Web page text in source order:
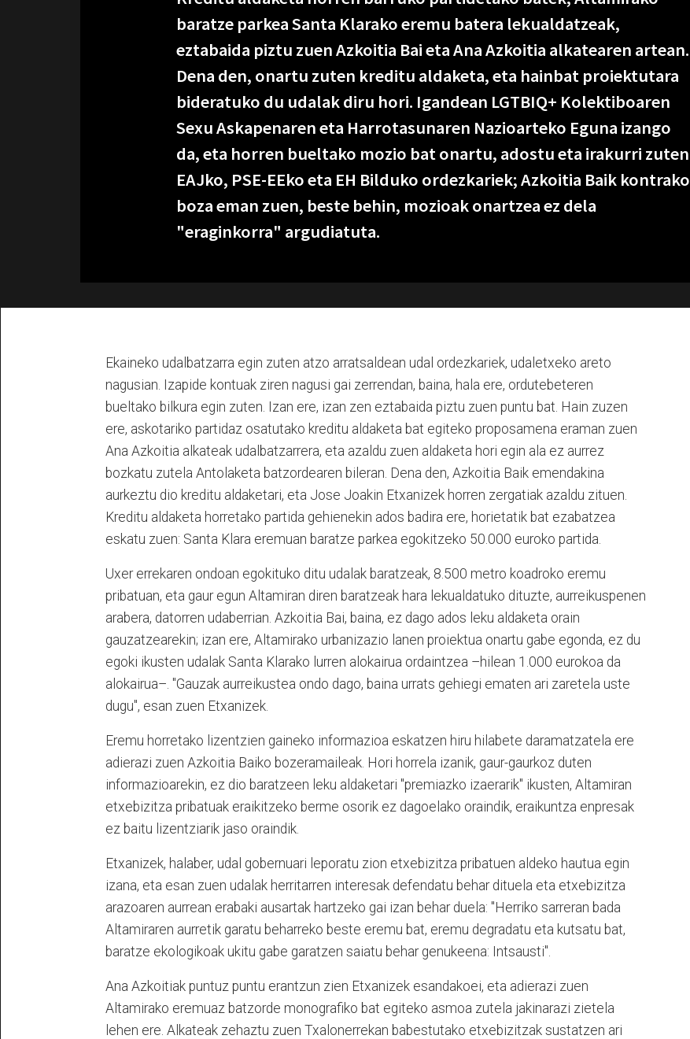
baratze parkea Santa Klarako eremu batera lekualdatzeak,
eztabaida piztu zuen Azkoitia Bai eta Ana Azkoitia alkatearen artean.
Dena den, onartu zuten kreditu aldaketa, eta hainbat proiektutara
bideratuko du udalak diru hori. Igandean LGTBIQ+ Kolektiboaren
Sexu Askapenaren eta Harrotasunaren Nazioarteko Eguna izango
da, eta horren bueltako mozio bat onartu, adostu eta irakurri zuten
EAJko, PSE-EEko eta EH Bilduko ordezkariek; Azkoitia Baik kontrako
boza eman zuen, beste behin, mozioak onartzea ez dela
"eraginkorra" argudiatuta.
Ekaineko udalbatzarra egin zuten atzo arratsaldean udal ordezkariek, udaletxeko areto
nagusian. Izapide kontuak ziren nagusi gai zerrendan, baina, hala ere, ordutebeteren
bueltako bilkura egin zuten. Izan ere, izan zen eztabaida piztu zuen puntu bat. Hain zuzen
ere, askotariko partidaz osatutako kreditu aldaketa bat egiteko proposamena eraman zuen
Ana Azkoitia alkateak udalbatzarrera, eta azaldu zuen aldaketa hori egin ala ez aurrez
bozkatu zutela Antolaketa batzordearen bileran. Dena den, Azkoitia Baik emendakina
aurkeztu dio kreditu aldaketari, eta Jose Joakin Etxanizek horren zergatiak azaldu zituen.
Kreditu aldaketa horretako partida gehienekin ados badira ere, horietatik bat ezabatzea
eskatu zuen: Santa Klara eremuan baratze parkea egokitzeko 50.000 euroko partida.
Uxer errekaren ondoan egokituko ditu udalak baratzeak, 8.500 metro koadroko eremu
pribatuan, eta gaur egun Altamiran diren baratzeak hara lekualdatuko dituzte, aurreikuspenen
arabera, datorren udaberrian. Azkoitia Bai, baina, ez dago ados leku aldaketa orain
gauzatzearekin; izan ere, Altamirako urbanizazio lanen proiektua onartu gabe egonda, ez du
egoki ikusten udalak Santa Klarako lurren alokairua ordaintzea –hilean 1.000 eurokoa da
alokairua–. "Gauzak aurreikustea ondo dago, baina urrats gehiegi ematen ari zaretela uste
dugu", esan zuen Etxanizek.
Eremu horretako lizentzien gaineko informazioa eskatzen hiru hilabete daramatzatela ere
adierazi zuen Azkoitia Baiko bozeramaileak. Hori horrela izanik, gaur-gaurkoz duten
informazioarekin, ez dio baratzeen leku aldaketari "premiazko izaerarik" ikusten, Altamiran
etxebizitza pribatuak eraikitzeko berme osorik ez dagoelako oraindik, eraikuntza enpresak
ez baitu lizentziarik jaso oraindik.
Etxanizek, halaber, udal gobernuari leporatu zion etxebizitza pribatuen aldeko hautua egin
izana, eta esan zuen udalak herritarren interesak defendatu behar dituela eta etxebizitza
arazoaren aurrean erabaki ausartak hartzeko gai izan behar duela: "Herriko sarreran bada
Altamiraren aurretik garatu beharreko beste eremu bat, eremu degradatu eta kutsatu bat,
baratze ekologikoak ukitu gabe garatzen saiatu behar genukeena: Intsausti".
Ana Azkoitiak puntuz puntu erantzun zien Etxanizek esandakoei, eta adierazi zuen
Altamirako eremuaz batzorde monografiko bat egiteko asmoa zutela jakinarazi zietela
lehen ere. Alkateak zehaztu zuen Txalonerrekan babestutako etxebizitzak sustatzen ari